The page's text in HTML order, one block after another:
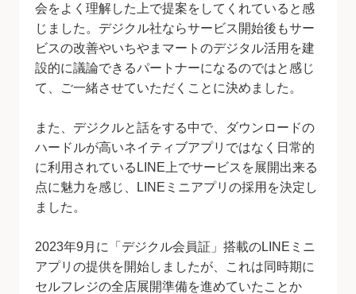
会をよく理解した上で提案をしてくれていると感
じました。デジクル社ならサービス開始後もサー
ビスの改善やいちやまマートのデジタル活用を建
設的に議論できるパートナーになるのではと感じ
て、ご一緒させていただくことに決めました。
また、デジクルと話をする中で、ダウンロードの
ハードルが高いネイティブアプリではなく日常的
に利用されているLINE上でサービスを展開出来る
点に魅力を感じ、LINEミニアプリの採用を決定し
ました。
2023年9月に「デジクル会員証」搭載のLINEミニ
アプリの提供を開始しましたが、これは同時期に
セルフレジの全店展開準備を進めていたことか